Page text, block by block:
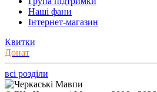
Наші фани
Інтернет-магазин
Квитки
Донат
всі розділи